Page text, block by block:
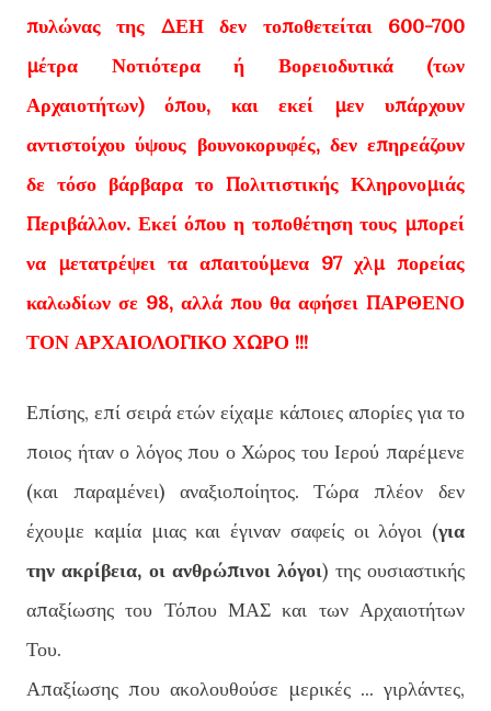
πυλώνας της ΔΕΗ δεν τοποθετείται 600-700
μέτρα Νοτιότερα ή Βορειοδυτικά (των
Αρχαιοτήτων) όπου, και εκεί μεν υπάρχουν
αντιστοίχου ύψους βουνοκορυφές, δεν επηρεάζουν
δε τόσο βάρβαρα το Πολιτιστικής Κληρονομιάς
Περιβάλλον. Εκεί όπου η τοποθέτηση τους μπορεί
να μετατρέψει τα απαιτούμενα 97 χλμ πορείας
καλωδίων σε 98, αλλά που θα αφήσει ΠΑΡΘΕΝΟ
ΤΟΝ ΑΡΧΑΙΟΛΟΓΙΚΟ ΧΩΡΟ !!!
Επίσης, επί σειρά ετών είχαμε κάποιες απορίες για το
ποιος ήταν ο λόγος που ο Χώρος του Ιερού παρέμενε
(και παραμένει) αναξιοποίητος. Τώρα πλέον δεν
έχουμε καμία μιας και έγιναν σαφείς οι λόγοι (για
την ακρίβεια, οι ανθρώπινοι λόγοι) της ουσιαστικής
απαξίωσης του Τόπου ΜΑΣ και των Αρχαιοτήτων
Του.
Απαξίωσης που ακολουθούσε μερικές ... γιρλάντες,